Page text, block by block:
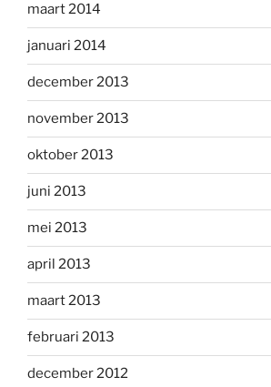
maart 2014
januari 2014
december 2013
november 2013
oktober 2013
juni 2013
mei 2013
april 2013
maart 2013
februari 2013
december 2012